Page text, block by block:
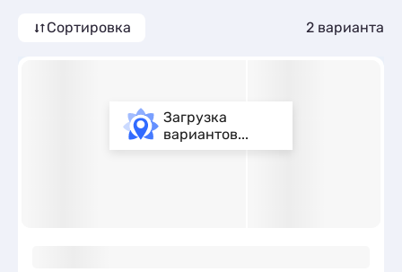
Сортировка 2 варианта
Загрузка
вариантов...